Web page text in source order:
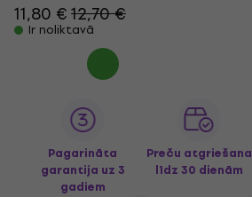
11,80 €12,70 €
Ir noliktavā
Pagarināta
garantija uz 3
gadiem
Preču atgriešana
līdz 30 dienām